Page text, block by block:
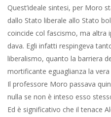
Quest’ideale sintesi, per Moro
dallo Stato liberale allo Stato
coincide col fascismo, ma altra
dava. Egli infatti respingeva
liberalismo, quanto la barriera
mortificante eguaglianza la vera
Il professore Moro passava
nulla se non è inteso esso
Ed è significativo che il tenace